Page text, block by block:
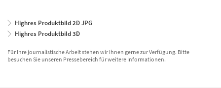
Highres Produktbild 2D JPG
Highres Produktbild 3D
Für Ihre journalistische Arbeit stehen wir Ihnen gerne zur Verfügung. Bitte
besuchen Sie unseren Pressebereich für weitere Informationen.